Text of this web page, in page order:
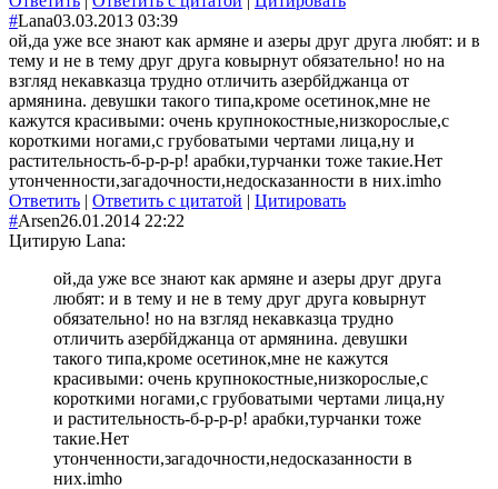
#Lana03.03.2013 03:39
ой,да уже все знают как армяне и азеры друг друга любят: и в
тему и не в тему друг друга ковырнут обязательно! но на
взгляд некавказца трудно отличить азербйджанца от
армянина. девушки такого типа,кроме осетинок,мне не
кажутся красивыми: очень крупнокостные,низкорослые,с
короткими ногами,с грубоватыми чертами лица,ну и
растительность-б-р-р-р! арабки,турчанки тоже такие.Нет
утонченности,загадочности,недосказанности в них.imho
Ответить | Ответить с цитатой | Цитировать
#Arsen26.01.2014 22:22
Цитирую Lana:
ой,да уже все знают как армяне и азеры друг друга
любят: и в тему и не в тему друг друга ковырнут
обязательно! но на взгляд некавказца трудно
отличить азербйджанца от армянина. девушки
такого типа,кроме осетинок,мне не кажутся
красивыми: очень крупнокостные,низкорослые,с
короткими ногами,с грубоватыми чертами лица,ну
и растительность-б-р-р-р! арабки,турчанки тоже
такие.Нет
утонченности,загадочности,недосказанности в
них.imho